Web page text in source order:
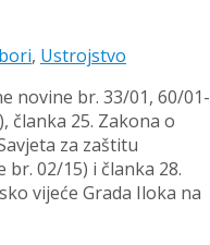
, Ustrojstvo
novine br. 33/01, 60/01-
članka 25. Zakona o
za zaštitu
02/15) i članka 28.
vijeće Grada Iloka na